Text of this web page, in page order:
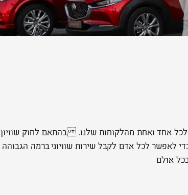
לכל אחד ואחת מהלקוחות שלנו. בהתאם לחוק שוויון
התצוגה שלנו כדי לאפשר לכל אדם לקבל שירות שוויוני ברמה הגבוהה
אולם